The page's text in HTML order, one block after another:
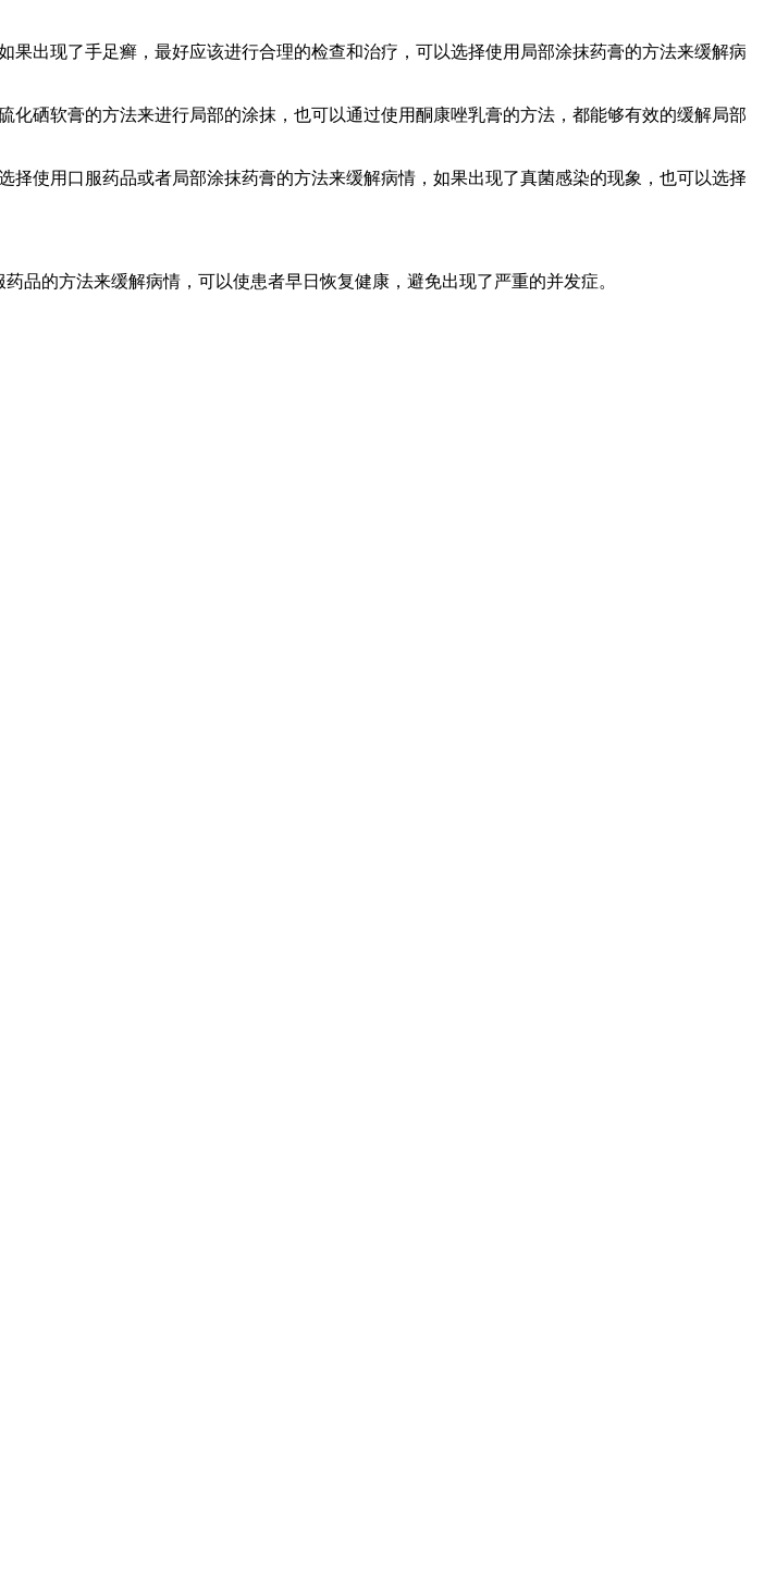
出现了手足癣，最好应该进行合理的检查和治疗，可以选择使用局部涂抹药膏的方法来缓解病
硒软膏的方法来进行局部的涂抹，也可以通过使用酮康唑乳膏的方法，都能够有效的缓解局部
使用口服药品或者局部涂抹药膏的方法来缓解病情，如果出现了真菌感染的现象，也可以选择
品的方法来缓解病情，可以使患者早日恢复健康，避免出现了严重的并发症。